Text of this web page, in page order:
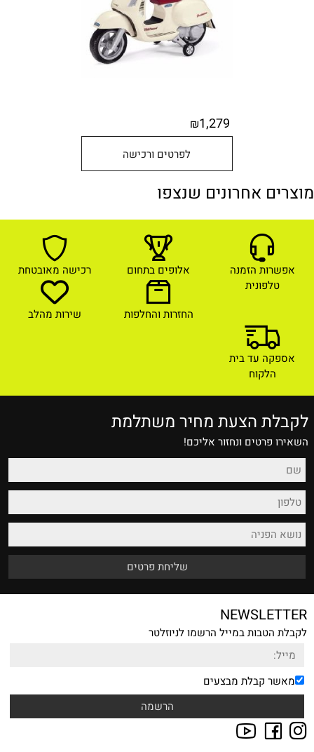
₪1,279
לפרטים ורכישה
מוצרים אחרונים שנצפו
אפשרות הזמנה
טלפונית
אלופים בתחום רכישה מאובטחת
החזרות והחלפות שירות מהלב
אספקה עד בית
הלקוח
לקבלת הצעת מחיר משתלמת
השאירו פרטים ונחזור אליכם!
NEWSLETTER
לקבלת הטבות במייל הרשמו לניוזלטר
מאשר קבלת מבצעים